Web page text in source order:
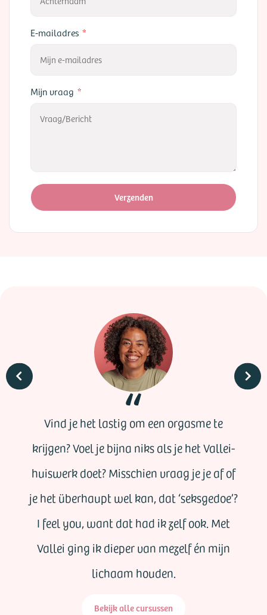
E-mailadres
Mijn vraag
Verzenden
Vind je het lastig om een orgasme te
krijgen? Voel je bijna niks als je het Vallei-
huiswerk doet? Misschien vraag je je af of
je het überhaupt wel kan, dat ‘seksgedoe’?
I feel you, want dat had ik zelf ook. Met
Vallei ging ik dieper van mezelf én mijn
lichaam houden.
Bekijk alle cursussen